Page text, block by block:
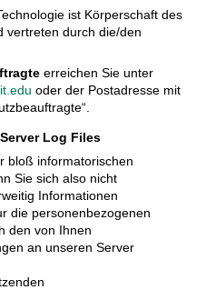
ist Körperschaft des
vertreten durch die/den
erreichen Sie unter
oder der Postadresse mit
Log Files
bloß informatorischen
Sie sich also nicht
Informationen
die personenbezogenen
den von Ihnen
an unseren Server